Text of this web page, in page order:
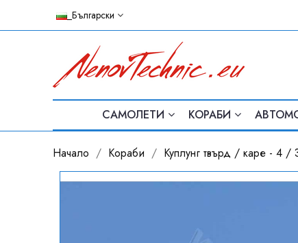
_Български
САМОЛЕТИ КОРАБИ
Начало Кораби Куплунг твърд / каре - 4 /